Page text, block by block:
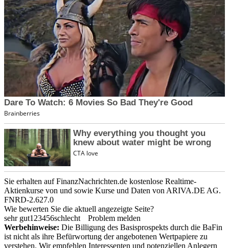
Sie erhalten auf FinanzNachrichten.de kostenlose Realtime-
Aktienkurse von und sowie Kurse und Daten von ARIVA.DE AG.
FNRD-2.627.0
Wie bewerten Sie die aktuell angezeigte Seite?
sehr gut1 23456schlecht
Problem melden
Werbehinweise: Die Billigung des Basisprospekts durch die BaFin
ist nicht als ihre Befürwortung der angebotenen Wertpapiere zu
verstehen. Wir empfehlen Interessenten und potenziellen Anlegern